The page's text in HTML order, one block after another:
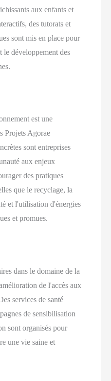
aux enfants et
des tutorats et
sont mis en place pour
le développement des
est une
Projets Agorae
sont entreprises
aux enjeux
des pratiques
que le recyclage, la
et l'utilisation d'énergies
et promues.
dans le domaine de la
de l'accès aux
services de santé
de sensibilisation
sont organisés pour
une vie saine et